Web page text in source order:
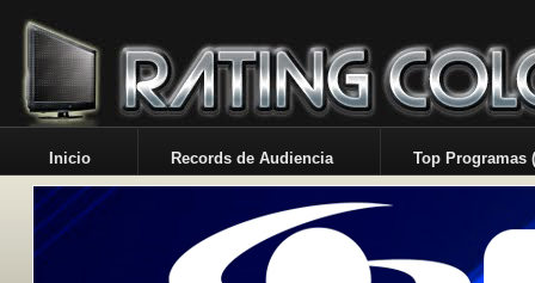
Inicio Records de Audiencia Top Programas